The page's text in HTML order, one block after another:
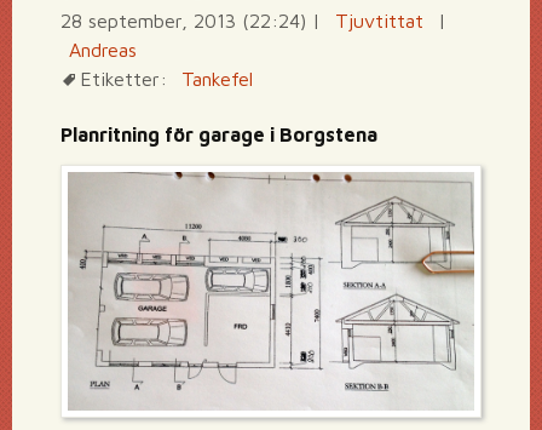
28 september, 2013 (22:24) | Tjuvtittat
|
Andreas
Etiketter:
Tankefel
Planritning för garage i Borgstena